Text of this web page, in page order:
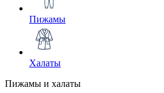
Пижамы
Халаты
Пижамы и халаты